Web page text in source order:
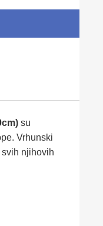
su
Vrhunski
njihovih